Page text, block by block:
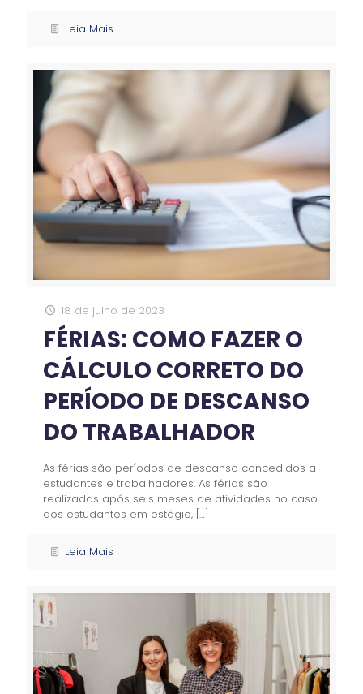
Leia Mais
18 de julho de 2023
FÉRIAS: COMO FAZER O
CÁLCULO CORRETO DO
PERÍODO DE DESCANSO
DO TRABALHADOR
As férias são períodos de descanso concedidos a
estudantes e trabalhadores. As férias são
realizadas após seis meses de atividades no caso
dos estudantes em estágio, […]
Leia Mais